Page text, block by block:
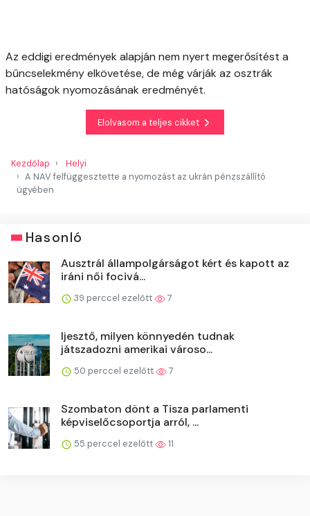
Az eddigi eredmények alapján nem nyert megerősítést a
bűncselekmény elkövetése, de még várják az osztrák
hatóságok nyomozásának eredményét.
Elolvasom a teljes cikket
Kezdőlap
Helyi
A NAV felfüggesztette a nyomozást az ukrán pénzszállító
ügyében
Hasonló
Ausztrál állampolgárságot kért és kapott az
iráni női focivá...
39 perccel ezelőtt 7
Ijesztő, milyen könnyedén tudnak
játszadozni amerikai városo...
50 perccel ezelőtt 7
Szombaton dönt a Tisza parlamenti
képviselőcsoportja arról, ...
55 perccel ezelőtt 11